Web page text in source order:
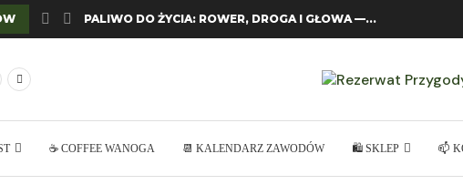
PALIWO DO ŻYCIA: ROWER, DROGA I GŁOWA —...
☕ COFFEE WANOGA 📆 KALENDARZ ZAWODÓW 🛍️ SKLEP 📫